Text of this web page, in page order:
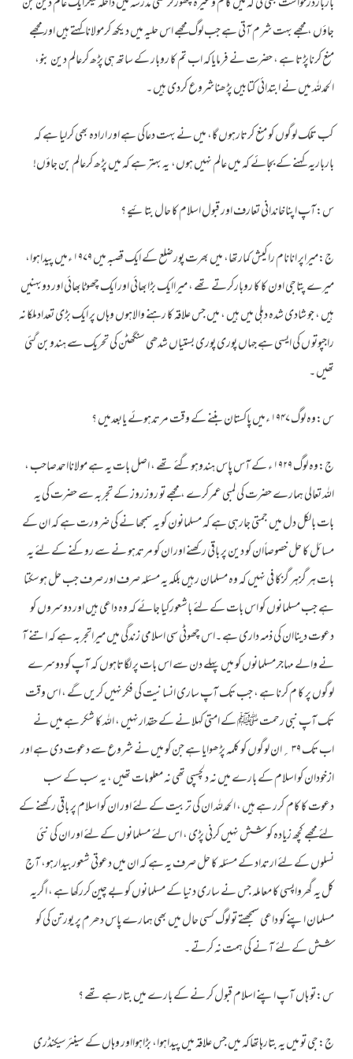
جاؤں ، مجھے بہت شرم آتی ہے جب لوگ مجھے اس حلیہ میں دیکھ کرمولاناکہتے ہیں اور مجھے
منع کرناپڑتا ہے ، حضرت نے فرمایاکہ اب تم کا روبار کے ساتھ ہی پڑھ کرعالم دین بنو،
الحمدللہ میں نے ابتدائی کتابیں پڑھناشروع کردی ہیں ۔
کب تلک لوگوں کو منع کرتارہوں گا، میں نے بہت دعاکی ہے اور ارادہ بھی کرلیا ہے کہ
بارباریہ کہنے کے بجائے کہ میں عالم نہیں ہوں، یہ بہتر ہے کہ میں پڑھ کرعالم بن جاؤں!
س:آپ اپناخاندانی تعارف اور قبول اسلام کا حال بتائیے ؟
ج:میراپر انانام راکیش کمارتھا، میں بھرت پورضلع کے ایک قصبہ میں ۱۹۷۹ ءمیں پیداہوا،
میرے پتاجی اون کا کا روبارکرتے تھے ، میراایک بڑابھائی اور ایک چھوٹابھائی اور دوبہنیں
ہیں ، جو شادی شدہ دہلی میں ہیں ، میں جس علاقہ کا رہنے والاہوں وہاں پر ایک بڑی تعدادملکا نہ
راجپوتو ں کی ایسی ہے جہاں پوری پوری بستیاں شدھی سنگھٹن کی تحریک سے ہندوبن گئی
تھیں ۔
س:وہ لوگ ۱۹۴۷ ءمیں پاکستان بننے کے وقت مرتدہوئے یابعدمیں ؟
ج:وہ لوگ ۱۹۲۹ ء کے آس پاس ہندوہوگئے تھے ، اصل بات یہ ہے مولانااحمدصاحب ،
اللہ تعالی ہمارے حضرت کی لمبی عمرکرے ، مجھے تو روزروز کے تجربہ سے حضرت کی یہ
بات بالکل دل میں جمتی جارہی ہے کہ مسلمانون کو یہ سمجھا نے کی ضرورت ہے کہ ان کے
مسائل کا حل خصوصاًان کو دین پر باقی رکھنے اور ان کو مرتدہو نے سے روکنے کے لئے یہ
بات ہر گزہر گزکا فی نہیں کہ وہ مسلمان رہیں بلکہ یہ مسئلہ صرف اور صرف جب حل ہوسکتا
ہے جب مسلمانوں کو اس بات کے لئے باشعورکیا جائے کہ وہ داعی ہیں اور دوسروں کو
دعوت دیناان کی ذمہ داری ہے ۔اس چھوٹی سی اسلامی زندگی میں میراتجربہ ہے کہ اتنے آ
نے والے مہاجرمسلمانوں کو میں پہلے دن سے اس بات پر لگاتاہوں کہ آپ کو دوسرے
لوگوں پر کا م کرنا ہے ، جب تک آپ ساری انسانیت کی فکرنہیں کریں گے ، اس وقت
تک آپ نبی رحمت ﷺ کے امتی کہلا نے کے حقدارنہیں ، اللہ کا شکر ہے میں نے
اب تک ۳۹ ؍ان لوگوں کو کلمہ پڑھوایا ہے جن کو میں نے شروع سے دعوت دی ہے اور
ازخودان کو اسلام کے بارے میں نہ دلچسپی تھی نہ معلومات تھیں ، یہ سب کے سب
دعوت کا کام کرر ہے ہیں ، الحمدللہ ان کی تربیت کے لئے اور ان کو اسلام پر باقی رکھنے کے
لئے مجھے کچھ زیادہ کو شش نہیں کرنی پڑی ، اس لئے مسلمانوں کے لئے اور ان کی نئی
نسلوں کے لئے ارتداد کے مسئلہ کا حل صرف یہ ہے کہ ان میں دعوتی شعوربیدارہو، آج
کل یہ گھرواپسی کا معاملہ جس نے ساری دنیا کے مسلمانوں کو بے چین کررکھا ہے ، اگریہ
مسلمان اپنے کو داعی سمجھتے تو لوگ کسی حال میں بھی ہمارے پاس دھرم پر یورتن کی کو
شش کے لئے آ نے کی ہمت نہ کرتے ۔
س:تو ہاں آپ اپنے اسلام قبول کر نے کے بارے میں بتار ہے تھے ؟
ج:جی تو میں یہ بتارہاتھاکہ میں جس علاقہ میں پیداہوا، بڑاہوااور وہاں کے سینئرسیکنڈری